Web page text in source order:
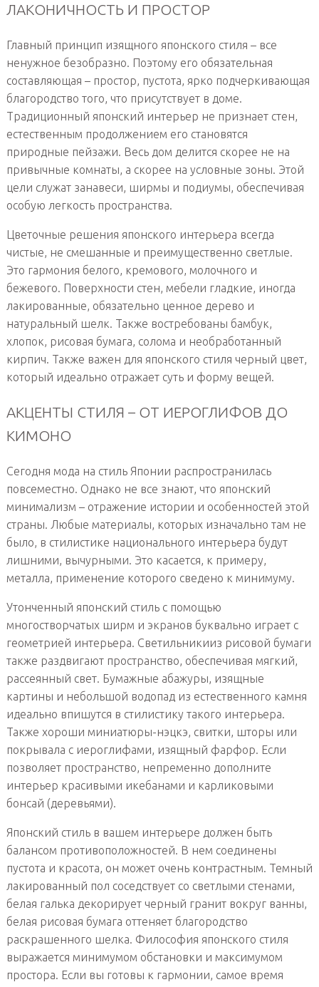
ЛАКОНИЧНОСТЬ И ПРОСТОР
Главный принцип изящного японского стиля – все
ненужное безобразно. Поэтому его обязательная
составляющая – простор, пустота, ярко подчеркивающая
благородство того, что присутствует в доме.
Традиционный японский интерьер не признает стен,
естественным продолжением его становятся
природные пейзажи. Весь дом делится скорее не на
привычные комнаты, а скорее на условные зоны. Этой
цели служат занавеси, ширмы и подиумы, обеспечивая
особую легкость пространства.
Цветочные решения японского интерьера всегда
чистые, не смешанные и преимущественно светлые.
Это гармония белого, кремового, молочного и
бежевого. Поверхности стен, мебели гладкие, иногда
лакированные, обязательно ценное дерево и
натуральный шелк. Также востребованы бамбук,
хлопок, рисовая бумага, солома и необработанный
кирпич. Также важен для японского стиля черный цвет,
который идеально отражает суть и форму вещей.
АКЦЕНТЫ СТИЛЯ – ОТ ИЕРОГЛИФОВ ДО
КИМОНО
Сегодня мода на стиль Японии распространилась
повсеместно. Однако не все знают, что японский
минимализм – отражение истории и особенностей этой
страны. Любые материалы, которых изначально там не
было, в стилистике национального интерьера будут
лишними, вычурными. Это касается, к примеру,
металла, применение которого сведено к минимуму.
Утонченный японский стиль с помощью
многостворчатых ширм и экранов буквально играет с
геометрией интерьера. Светильникииз рисовой бумаги
также раздвигают пространство, обеспечивая мягкий,
рассеянный свет. Бумажные абажуры, изящные
картины и небольшой водопад из естественного камня
идеально впишутся в стилистику такого интерьера.
Также хороши миниатюры-нэцкэ, свитки, шторы или
покрывала с иероглифами, изящный фарфор. Если
позволяет пространство, непременно дополните
интерьер красивыми икебанами и карликовыми
бонсай (деревьями).
Японский стиль в вашем интерьере должен быть
балансом противоположностей. В нем соединены
пустота и красота, он может очень контрастным. Темный
лакированный пол соседствует со светлыми стенами,
белая галька декорирует черный гранит вокруг ванны,
белая рисовая бумага оттеняет благородство
раскрашенного шелка. Философия японского стиля
выражается минимумом обстановки и максимумом
простора. Если вы готовы к гармонии, самое время